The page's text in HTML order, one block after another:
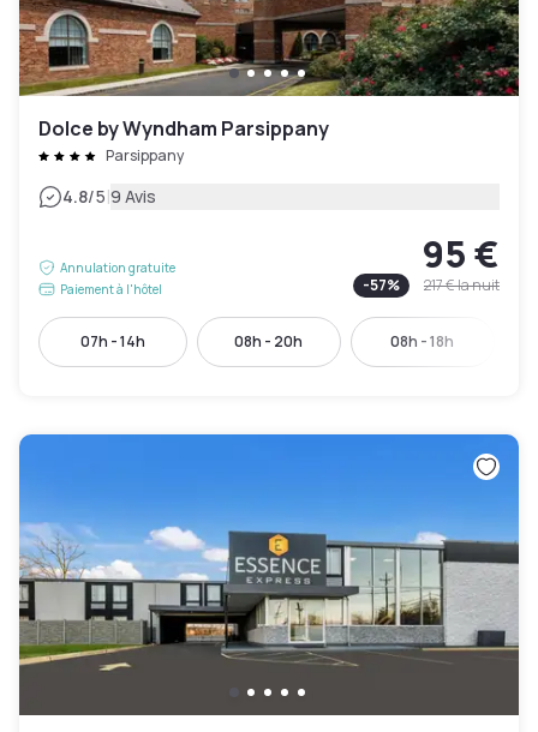
Dolce by Wyndham Parsippany
Parsippany
4.8/5|9 Avis
Annulation gratuite
Paiement à l'hôtel
95 €
-57% 217 €la nuit
07h - 14h 08h - 20h 08h - 18h